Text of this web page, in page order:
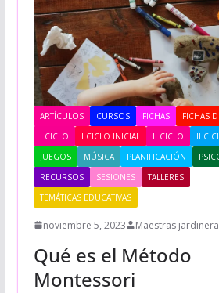
ARTÍCULOS CURSOS FICHAS
FICHAS
I CICLO
I CICLO INICIAL II CICLO
II
JUEGOS
MÚSICA PLANIFICACIÓN
RECURSOS
SESIONES
TALLERES
TEMÁTICAS EDUCATIVAS
noviembre 5, 2023 Maestras
Qué es el Método
Montessori